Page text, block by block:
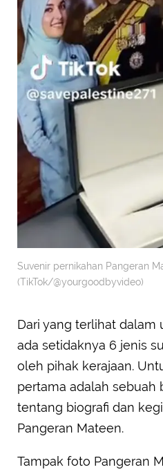
Suvenir pernikahan Pangeran
(TikTok/@yourgoodbyvideo)
Dari yang terlihat dalam
ada setidaknya 6 jenis
oleh pihak kerajaan.
pertama adalah sebuah
tentang biografi dan
Pangeran Mateen.
Tampak foto Pangeran